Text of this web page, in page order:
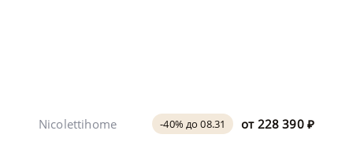
от 228 390 ₽
-40% до 08.31
Nicolettihome